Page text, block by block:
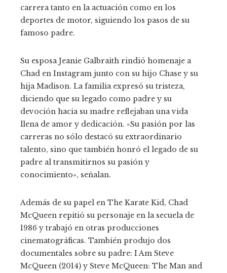
carrera tanto en la actuación como en los
deportes de motor, siguiendo los pasos de su
famoso padre.
Su esposa Jeanie Galbraith rindió homenaje a
Chad en Instagram junto con su hijo Chase y su
hija Madison. La familia expresó su tristeza,
diciendo que su legado como padre y su
devoción hacia su madre reflejaban una vida
llena de amor y dedicación. «Su pasión por las
carreras no sólo destacó su extraordinario
talento, sino que también honró el legado de su
padre al transmitirnos su pasión y
conocimiento», señalan.
Además de su papel en The Karate Kid, Chad
McQueen repitió su personaje en la secuela de
1986 y trabajó en otras producciones
cinematográficas. También produjo dos
documentales sobre su padre: I Am Steve
McQueen (2014) y Steve McQueen: The Man and